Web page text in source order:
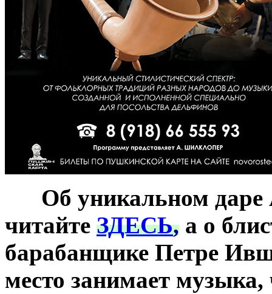
Об уникальном
читайте ЗДЕСЬ, а о
барабанщике Петре
место занимает